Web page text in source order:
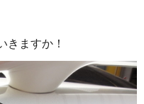
きますか！